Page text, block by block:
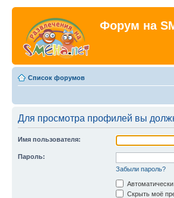
Форум на
Список форумов
Для просмотра профилей вы
Имя пользователя:
Пароль:
Забыли пароль?
Скрыть моё